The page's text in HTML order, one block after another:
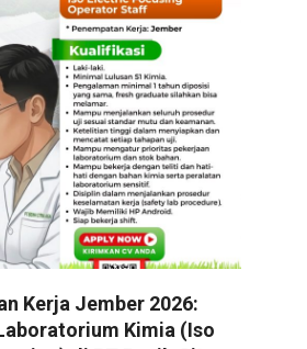
Kerja Jember 2026:
Kimia (Iso